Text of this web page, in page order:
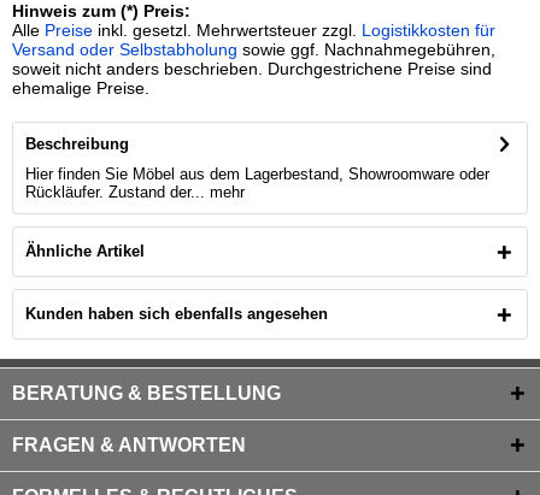
Hinweis zum (*) Preis:
Alle Preise inkl. gesetzl. Mehrwertsteuer zzgl. Logistikkosten für
Versand oder Selbstabholung sowie ggf. Nachnahmegebühren,
soweit nicht anders beschrieben. Durchgestrichene Preise sind
ehemalige Preise.
Beschreibung
Hier finden Sie Möbel aus dem Lagerbestand, Showroomware oder
Rückläufer. Zustand der... mehr
Ähnliche Artikel
Kunden haben sich ebenfalls angesehen
BERATUNG & BESTELLUNG
FRAGEN & ANTWORTEN